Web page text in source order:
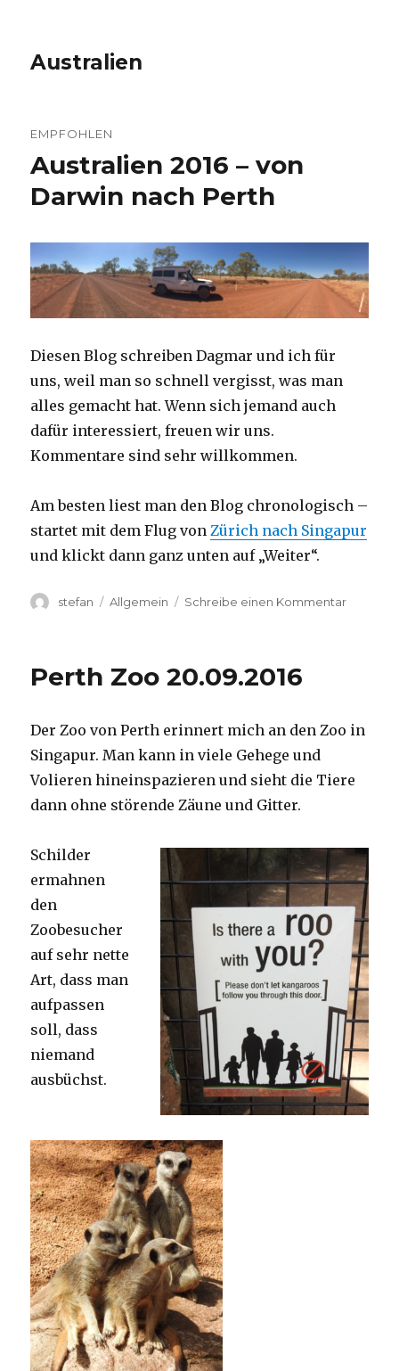
Australien
EMPFOHLEN
Australien 2016 – von
Darwin nach Perth
Diesen Blog schreiben Dagmar und ich für
uns, weil man so schnell vergisst, was man
alles gemacht hat. Wenn sich jemand auch
dafür interessiert, freuen wir uns.
Kommentare sind sehr willkommen.
Am besten liest man den Blog chronologisch –
startet mit dem Flug vonZürich nach Singapur
und klickt dann ganz unten auf „Weiter“.
Autor
stefan Kategorien
Allgemein Schreibe einen Kommentarzu
Perth
Perth Zoo 20.09.2016
Der Zoo von Perth erinnert mich an den Zoo in
Singapur. Man kann in viele Gehege und
Volieren hineinspazieren und sieht die Tiere
dann ohne störende Zäune und Gitter.
Schilder
ermahnen
den
Zoobesucher
auf sehr nette
Art, dass man
aufpassen
soll, dass
niemand
ausbüchst.